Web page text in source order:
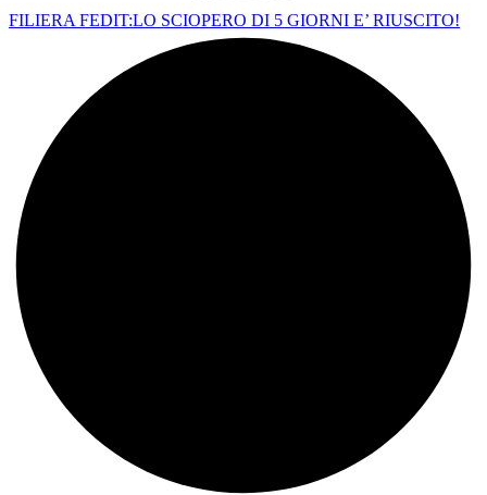
FILIERA FEDIT:LO SCIOPERO DI 5 GIORNI E’ RIUSCITO!